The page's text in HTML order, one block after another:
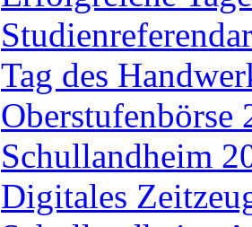
Tag des
Oberstufenbörse
Schullandheim
Digitales